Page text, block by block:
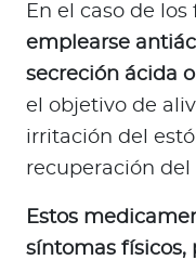
En el caso de los
emplearse
secreción ácida
el objetivo de
irritación del
recuperación
Estos
síntomas físicos,